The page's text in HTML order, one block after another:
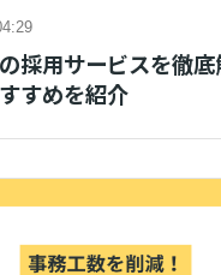
採用サービスを徹
すめを紹介